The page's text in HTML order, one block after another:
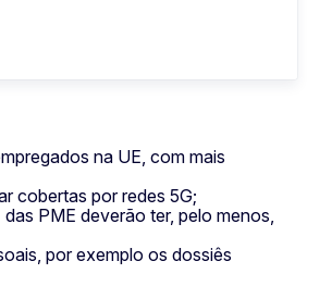
na UE, com mais
cobertas por redes 5G;
PME deverão ter, pelo menos,
por exemplo os dossiês